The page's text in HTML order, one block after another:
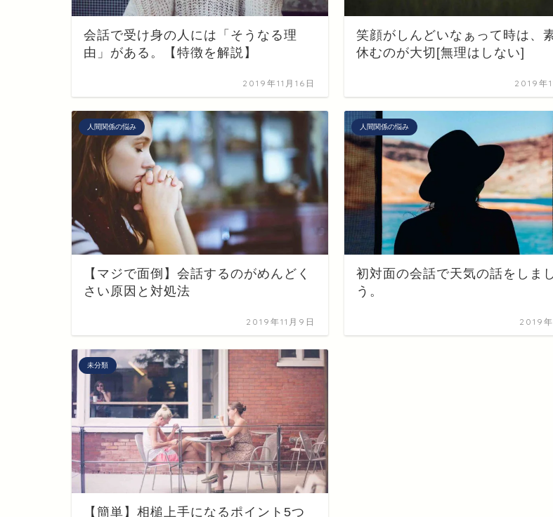
会話で受け身の人には「そうなる理
由」がある。【特徴を解説】
2019年11月16日
笑顔がしんどいなぁって時は、
休むのが大切[無理はしない]
2019年
人間関係の悩み
【マジで面倒】会話するのがめんどく
さい原因と対処法
2019年11月9日
人間関係の悩み
初対面の会話で天気の話をしま
う。
2019年
未分類
【簡単】相槌上手になるポイント5つ